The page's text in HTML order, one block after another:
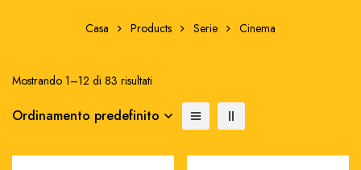
Casa Products Serie Cinema
Mostrando 1–12 di 83 risultati
Ordinamento predefinito